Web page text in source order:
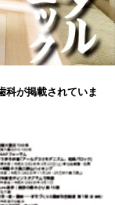
科が掲載されていま